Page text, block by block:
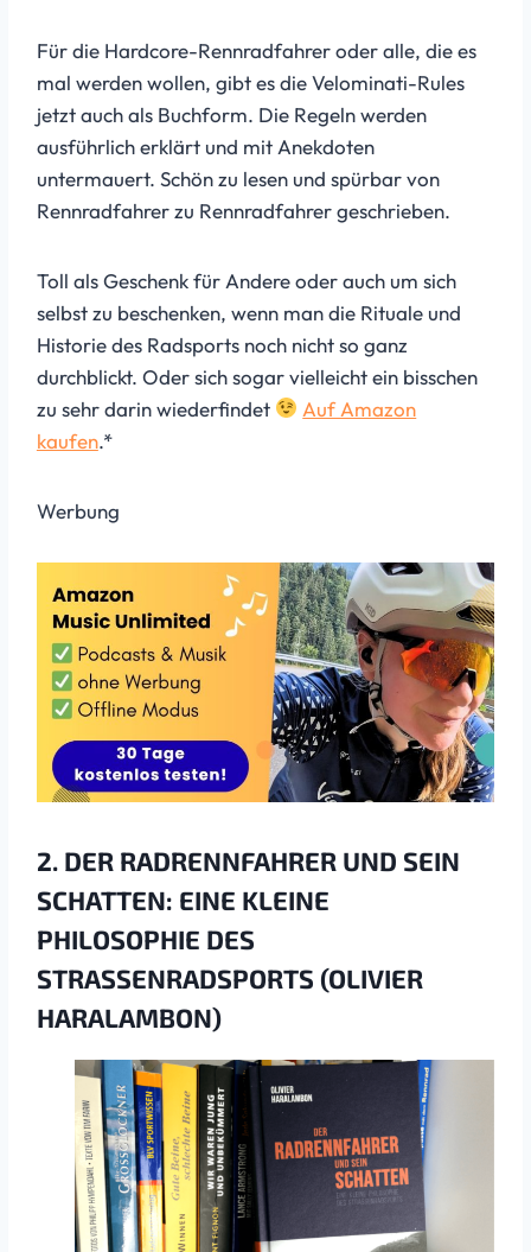
Für die Hardcore-Rennradfahrer oder alle, die es
mal werden wollen, gibt es die Velominati-Rules
jetzt auch als Buchform. Die Regeln werden
ausführlich erklärt und mit Anekdoten
untermauert. Schön zu lesen und spürbar von
Rennradfahrer zu Rennradfahrer geschrieben.
Toll als Geschenk für Andere oder auch um sich
selbst zu beschenken, wenn man die Rituale und
Historie des Radsports noch nicht so ganz
durchblickt. Oder sich sogar vielleicht ein bisschen
zu sehr darin wiederfindet
Auf Amazon
kaufen.*
Werbung
2. DER RADRENNFAHRER UND SEIN
SCHATTEN: EINE KLEINE
PHILOSOPHIE DES
STRASSENRADSPORTS (OLIVIER H
ARALAMBON)